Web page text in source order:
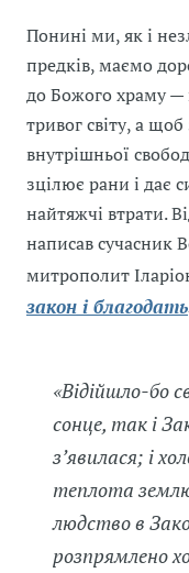
Понині ми, як і
предків, маємо
до Божого храму —
тривог світу, а
внутрішньої
зцілює рани і дає
найтяжчі втрати.
написав сучасник
митрополит
закон і благодать
«Відійшло-бо
сонце, так і
з’явилася; і
теплота землю
людство в
розпрямлено